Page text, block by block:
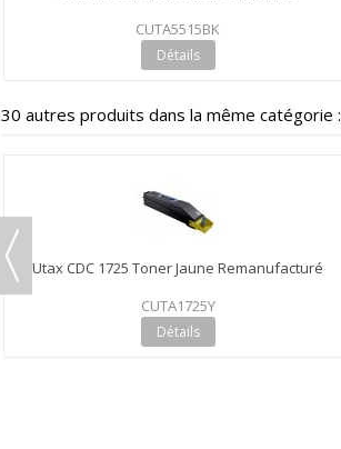
CUTA5515BK
Détails
30 autres produits dans la même catégorie :
Utax CDC 1725 Toner Jaune Remanufacturé
CUTA1725Y
Détails